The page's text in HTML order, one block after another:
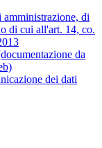
di
di cui all'art. 14, co.
da
dei dati